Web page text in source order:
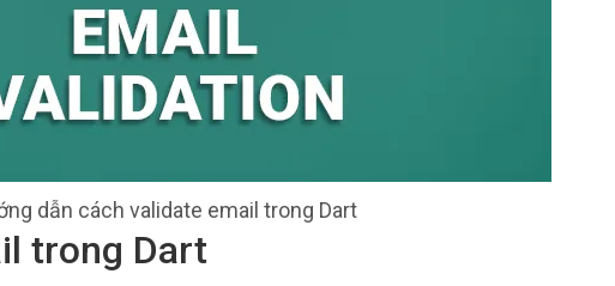
dẫn cách validate email trong Dart
trong Dart